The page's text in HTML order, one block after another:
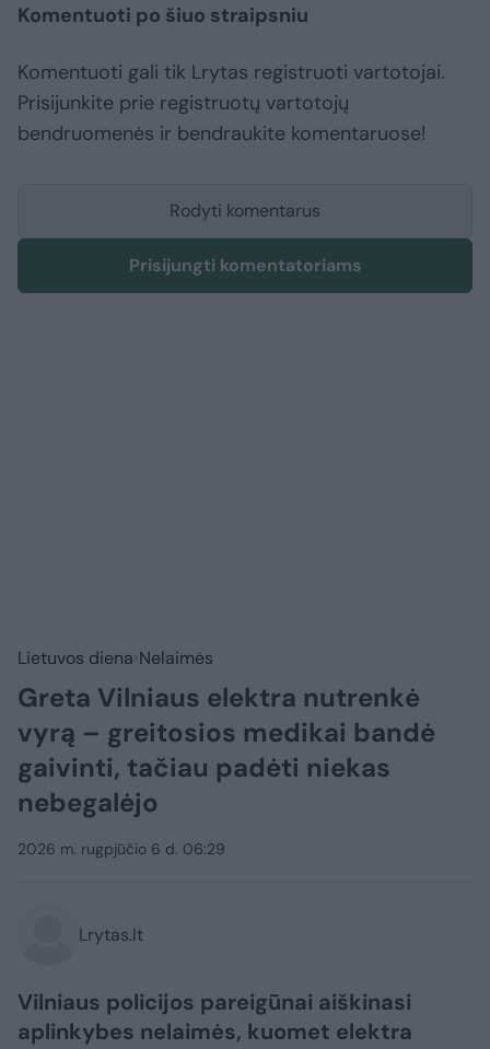
Komentuoti po šiuo straipsniu
Komentuoti gali tik Lrytas registruoti vartotojai.
Prisijunkite prie registruotų vartotojų
bendruomenės ir bendraukite komentaruose!
Rodyti komentarus
Prisijungti komentatoriams
Lietuvos diena Nelaimės
Greta Vilniaus elektra nutrenkė
vyrą – greitosios medikai bandė
gaivinti, tačiau padėti niekas
nebegalėjo
2026 m. rugpjūčio 6 d. 06:29
Lrytas.lt
Vilniaus policijos pareigūnai aiškinasi
aplinkybes nelaimės, kuomet elektra